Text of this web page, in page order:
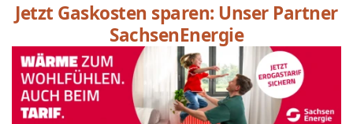
Jetzt Gaskosten sparen: Unser Partner
SachsenEnergie